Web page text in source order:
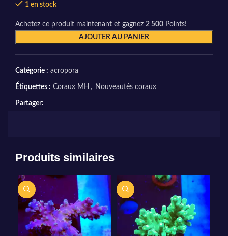
1 en stock
Achetez ce produit maintenant et gagnez 2 500 Points!
AJOUTER AU PANIER
Catégorie : acropora
Étiquettes : Coraux MH , Nouveautés coraux
Partager:
Produits similaires